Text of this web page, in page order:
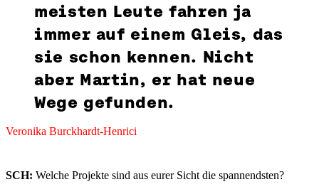
meisten Leute fahren ja
immer auf einem Gleis, das
sie schon kennen. Nicht
aber Martin, er hat neue
Wege gefunden.
Veronika Burckhardt-Henrici
SCH: Welche Projekte sind aus eurer Sicht die spannendsten?